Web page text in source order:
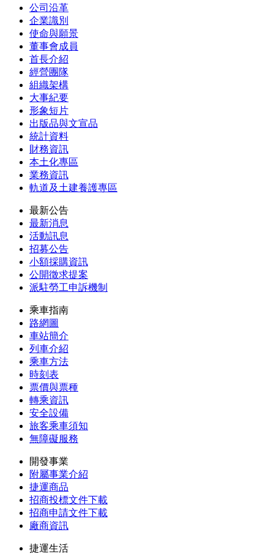
公司沿革
企業識別
使命與願景
董事會成員
首長介紹
經營團隊
組織架構
大事紀要
形象短片
出版品與文宣品
統計資料
財務資訊
本土化專區
業務資訊
軌道及土建養護專區
最新公告
最新消息
活動訊息
招募公告
小額採購資訊
公開徵求提案
派駐勞工申訴機制
乘車指南
路網圖
車站簡介
列車介紹
乘車方法
時刻表
票價與票種
轉乘資訊
安全設備
旅客乘車須知
無障礙服務
開發事業
附屬事業介紹
捷運商品
招商投標文件下載
招商申請文件下載
廠商資訊
捷運生活